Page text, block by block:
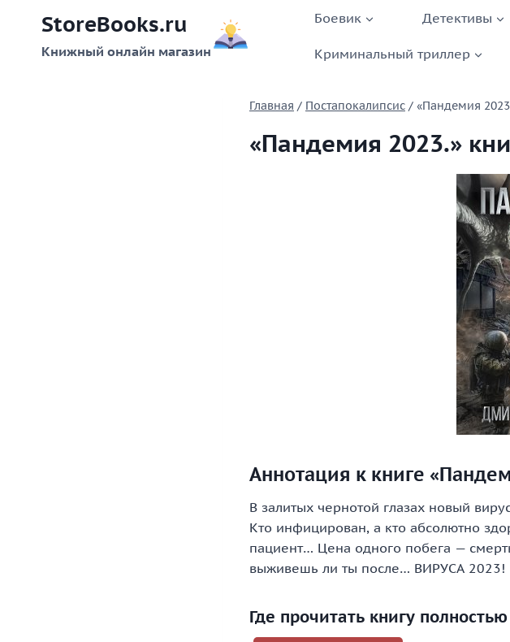
содержимому
StoreBooks.ru
Книжный онлайн магазин
Боевик Детективы
Криминальный триллер
Главная / Постапокалипсис / «Пандемия
«Пандемия 2023.»
Аннотация к книге
В залитых чернотой глазах новый
Кто инфицирован, а кто абсолютно
пациент… Цена одного побега —
выживешь ли ты после… ВИРУСА 2023!
Где прочитать книгу